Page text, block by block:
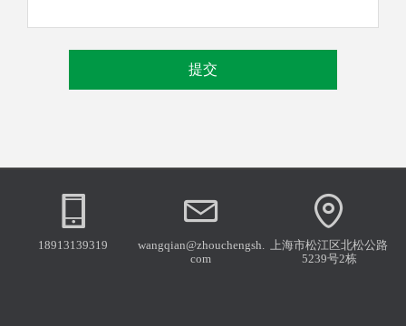
提交
18913139319
wangqian@zhouchengsh.
com
上海市松江区北松公路
5239号2栋